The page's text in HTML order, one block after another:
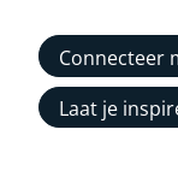
Connecteer
Laat je